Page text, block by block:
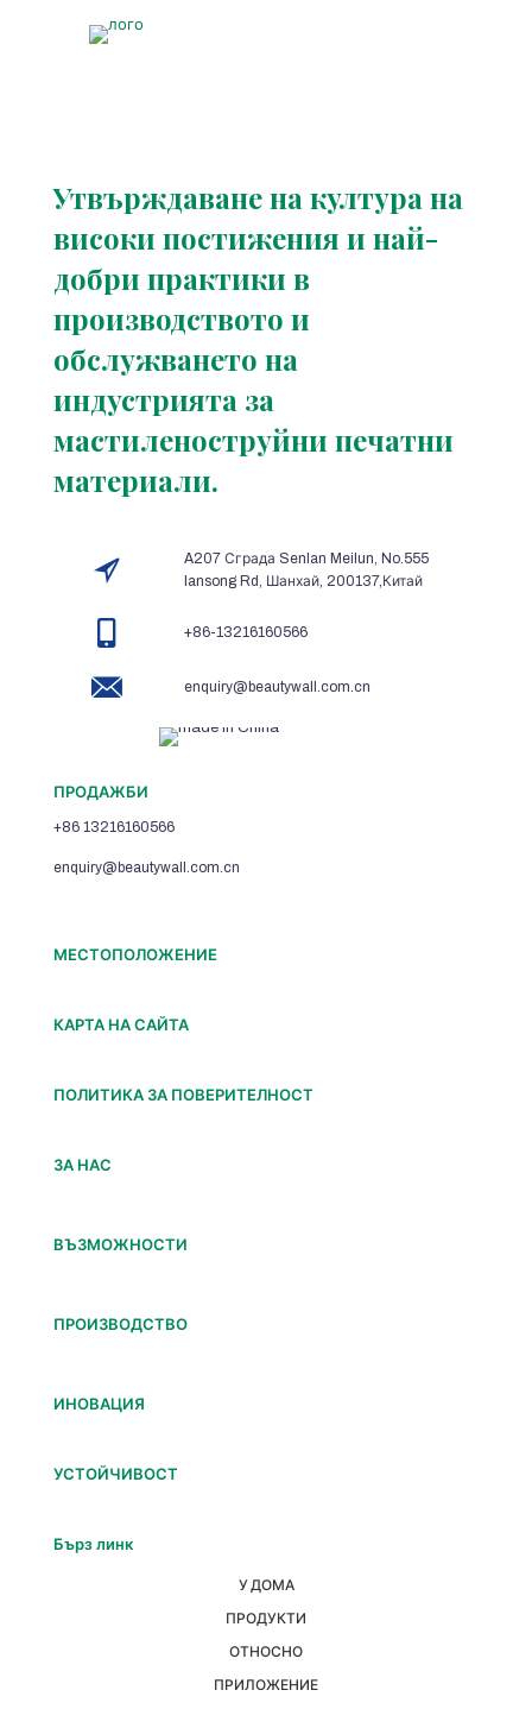
Утвърждаване на култура на
високи постижения и най-
добри практики в
производството и
обслужването на
индустрията за
мастиленоструйни печатни
материали.
A207 Сграда Senlan Meilun, No.555
lansong Rd, Шанхай, 200137,Китай
+86-13216160566
enquiry@beautywall.com.cn
ПРОДАЖБИ
+86 13216160566
enquiry@beautywall.com.cn
МЕСТОПОЛОЖЕНИЕ
КАРТА НА САЙТА
ПОЛИТИКА ЗА ПОВЕРИТЕЛНОСТ
ЗА НАС
ВЪЗМОЖНОСТИ
ПРОИЗВОДСТВО
ИНОВАЦИЯ
УСТОЙЧИВОСТ
Бърз линк
У ДОМА
ПРОДУКТИ
ОТНОСНО
ПРИЛОЖЕНИЕ